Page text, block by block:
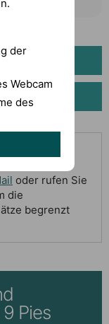
CAMP
Preis an
oder rufen Sie
die
begrenzt
Pies
der
Webcam
des